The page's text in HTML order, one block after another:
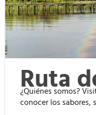
Ruta
¿Quiénes somos?
conocer los sabores,